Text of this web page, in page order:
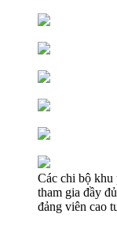
Các chi bộ khu
tham gia đầy
đảng viên cao